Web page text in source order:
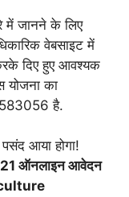
में जानने के लिए
वेबसाइट में
दिए हुए आवश्यक
योजना का
है.
आया होगा!
ऑनलाइन आवेदन